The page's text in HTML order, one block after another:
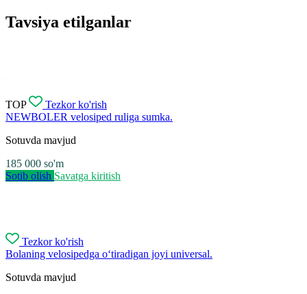
Tavsiya etilganlar
TOP
Tezkor ko'rish
NEWBOLER velosiped ruliga sumka.
Sotuvda mavjud
185 000 so'm
Sotib olish Savatga kiritish
Tezkor ko'rish
Bolaning velosipedga o‘tiradigan joyi universal.
Sotuvda mavjud